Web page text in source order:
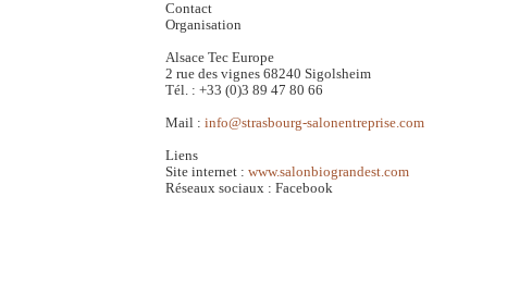
Contact
Organisation
Alsace Tec Europe
2 rue des vignes 68240 Sigolsheim
Tél. : +33 (0)3 89 47 80 66
Mail : info@strasbourg-salonentreprise.com
Liens
Site internet : www.salonbiograndest.com
Réseaux sociaux : Facebook